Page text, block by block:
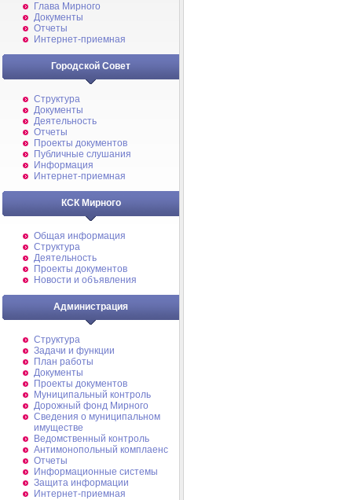
Глава Мирного
Документы
Отчеты
Интернет-приемная
Городской Совет
Структура
Документы
Деятельность
Отчеты
Проекты документов
Публичные слушания
Информация
Интернет-приемная
КСК Мирного
Общая информация
Структура
Деятельность
Проекты документов
Новости и объявления
Администрация
Структура
Задачи и функции
План работы
Документы
Проекты документов
Муниципальный контроль
Дорожный фонд Мирного
Cведения о муниципальном
имуществе
Ведомственный контроль
Антимонопольный комплаенс
Отчеты
Информационные системы
Защита информации
Интернет-приемная